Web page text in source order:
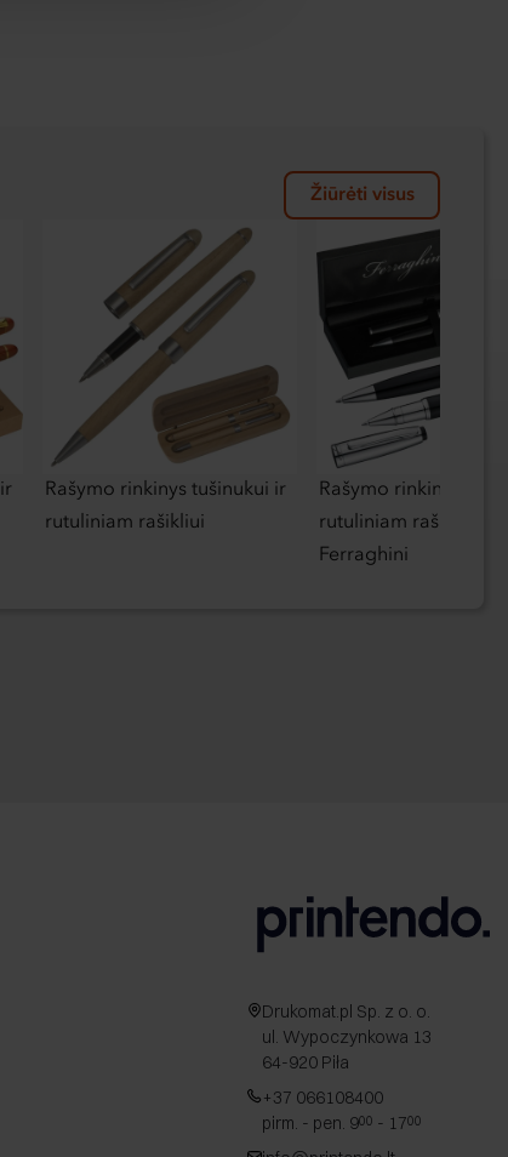
Žiūrėti visus
Rašymo rinkinys tušinukui ir
rutuliniam rašikliui
Rašymo rinkinys
rutuliniam rašikliui
Ferraghini
Drukomat.pl Sp. z o. o.
ul. Wypoczynkowa 13
64-920 Piła
+37 066108400
pirm. - pen. 900 - 1700